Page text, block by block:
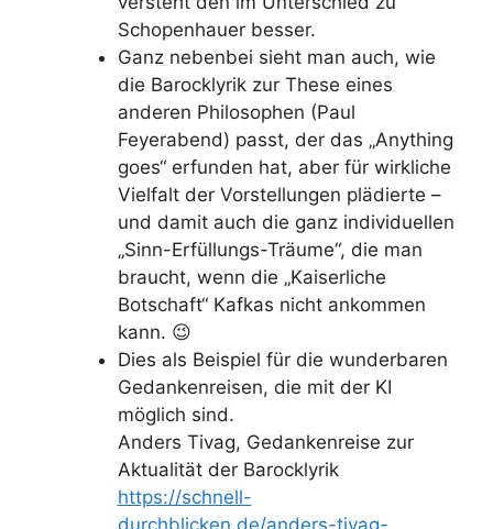
Schopenhauer besser.
Ganz nebenbei sieht man auch, wie
die Barocklyrik zur These eines
anderen Philosophen (Paul
Feyerabend) passt, der das „Anything
goes“ erfunden hat, aber für wirkliche
Vielfalt der Vorstellungen plädierte –
und damit auch die ganz individuellen
„Sinn-Erfüllungs-Träume“, die man
braucht, wenn die „Kaiserliche
Botschaft“ Kafkas nicht ankommen
kann. 😉
Dies als Beispiel für die wunderbaren
Gedankenreisen, die mit der KI
möglich sind.
Anders Tivag, Gedankenreise zur
Aktualität der Barocklyrik
https://schnell-
durchblicken.de/anders-tivag-